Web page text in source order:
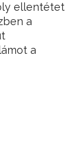
ellentétet
a
a